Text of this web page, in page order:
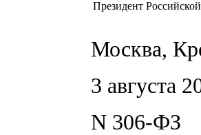
Президент
Москва,
3 августа
N 306-ФЗ